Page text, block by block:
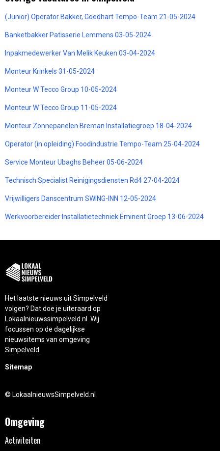
(Junior) Operator Bakker, Goedhart Tempo-Team 21-05-2024
Banketbakker Patisserie Lemmens 03-05-2024
Inpakmedewerker Van Melik Keuken 03-04-2024
Monteur Krinkels 31-05-2024
Monteur W Tecco Group 10-05-2024
Monteur W Tecco Group 11-05-2024
Monteur Zonnepanelen Breman Installatiegroep 18-04-2024
Operator (in opleiding) Foodindustrie Tempo-Team 25-04-2024
Service Monteur Ubaghs Beheer 05-06-2024
Technisch Specialist Reinigingsdiensten Rd4 27-04-2024
Vrijwilligers Danscentrum SWING-INN 12-05-2024
Werkvoorbereider Installatietechniek Eminent Groep 13-06-2024
Het laatste nieuws uit Simpelveld
volgen? Dat doe je uiteraard op
Lokaalnieuwssimpelveld.nl. Wij
focussen op de dagelijkse
nieuwsitems van omgeving
Simpelveld.
Sitemap
© LokaalnieuwsSimpelveld.nl
Omgeving
Activiteiten